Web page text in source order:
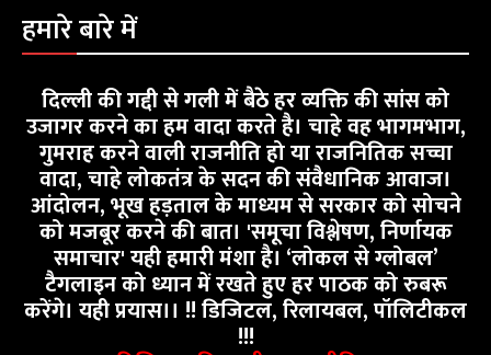
हमारे बारे में
दिल्ली की गद्दी से गली में बैठे हर व्यक्ति की सांस को
उजागर करने का हम वादा करते है। चाहे वह भागमभाग,
गुमराह करने वाली राजनीति हो या राजनितिक सच्चा
वादा, चाहे लोकतंत्र के सदन की संवैधानिक आवाज।
आंदोलन, भूख हड़ताल के माध्यम से सरकार को सोचने
को मजबूर करने की बात। 'समूचा विश्लेषण, निर्णायक
समाचार' यही हमारी मंशा है। ‘लोकल से ग्लोबल’
टैगलाइन को ध्यान में रखते हुए हर पाठक को रुबरू
करेंगे। यही प्रयास।। !! डिजिटल, रिलायबल, पॉलिटीकल
!!!